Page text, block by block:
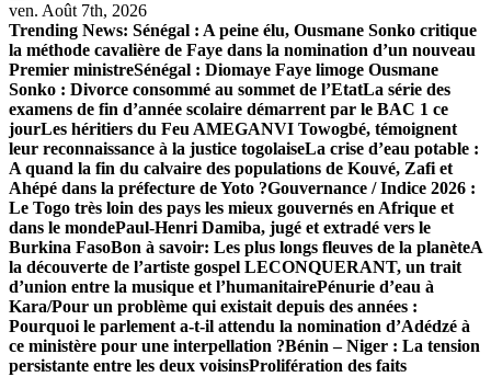
ven. Août 7th, 2026
Trending News: Sénégal : A peine élu, Ousmane Sonko critique
la méthode cavalière de Faye dans la nomination d’un nouveau
Premier ministreSénégal : Diomaye Faye limoge Ousmane
Sonko : Divorce consommé au sommet de l’EtatLa série des
examens de fin d’année scolaire démarrent par le BAC 1 ce
jourLes héritiers du Feu AMEGANVI Towogbé, témoignent
leur reconnaissance à la justice togolaiseLa crise d’eau potable :
A quand la fin du calvaire des populations de Kouvé, Zafi et
Ahépé dans la préfecture de Yoto ?Gouvernance / Indice 2026 :
Le Togo très loin des pays les mieux gouvernés en Afrique et
dans le mondePaul-Henri Damiba, jugé et extradé vers le
Burkina FasoBon à savoir: Les plus longs fleuves de la planèteA
la découverte de l’artiste gospel LECONQUERANT, un trait
d’union entre la musique et l’humanitairePénurie d’eau à
Kara/Pour un problème qui existait depuis des années :
Pourquoi le parlement a-t-il attendu la nomination d’Adédzé à
ce ministère pour une interpellation ?Bénin – Niger : La tension
persistante entre les deux voisinsProlifération des faits